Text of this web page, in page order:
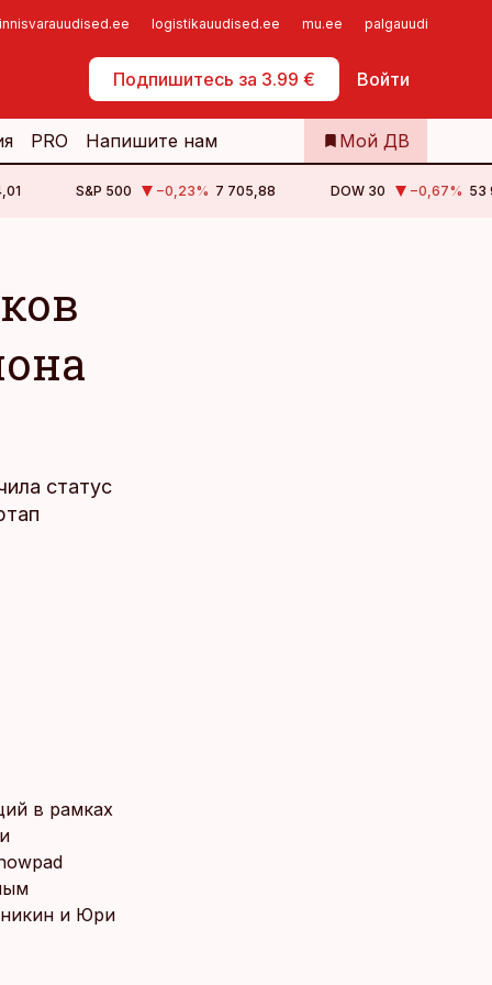
logistikauudised.ee mu.ee palgauudised.ee
Подпишитесь за 3.99 € Войти
Самообслуживание
PRO Напишите нам Мой ДВ
S&P 500 −0,23% 7 705,88 DOW 30 −0,67% 53
статус
в рамках
и Юри